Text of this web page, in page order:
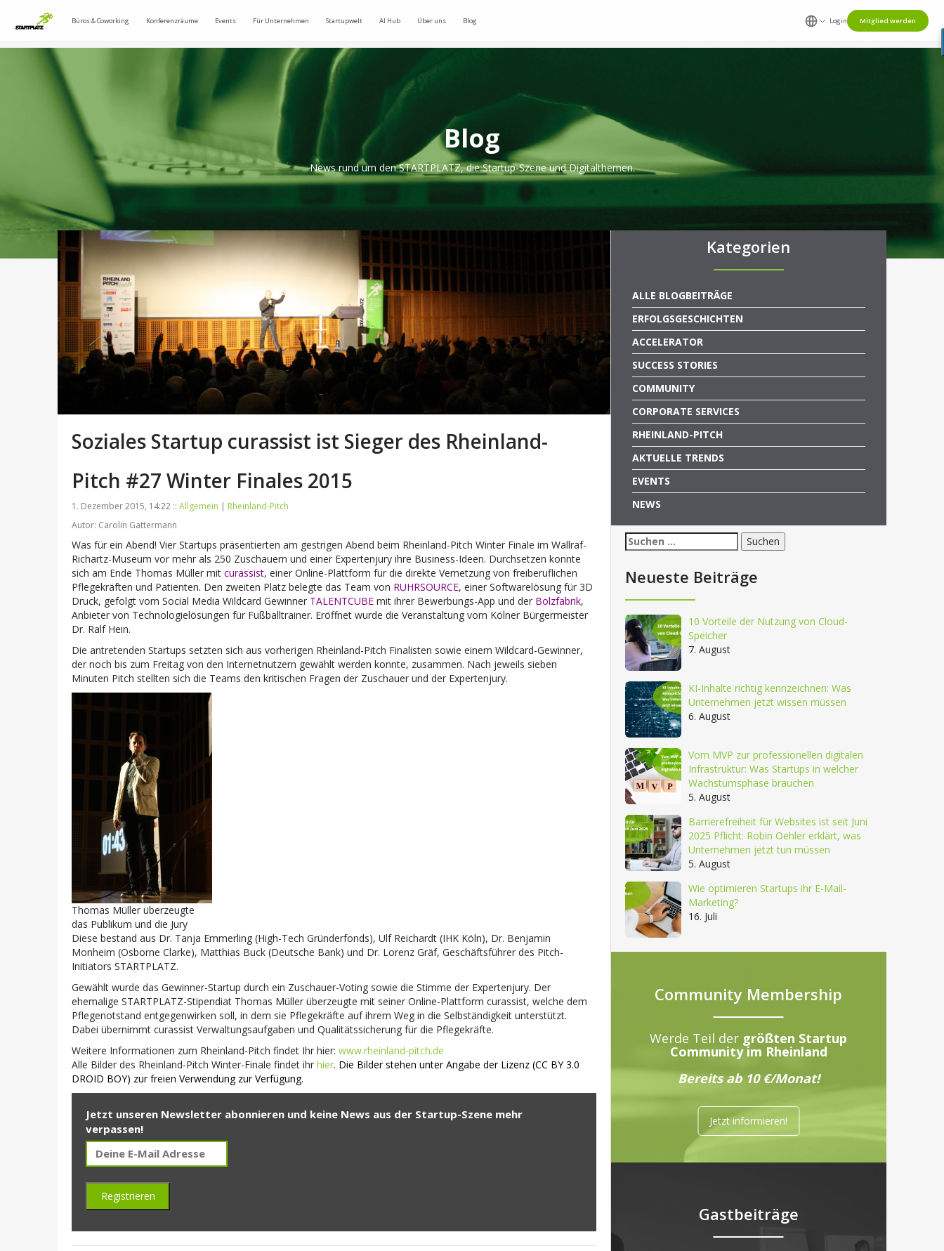
Büros & Coworking Konferenzräume Events Für Unternehmen Startupwelt AI Hub Über uns Blog Login Mitglied werden
Blog
News rund um den STARTPLATZ, die Startup-Szene und Digitalthemen.
Soziales Startup curassist ist Sieger des Rheinland-
Pitch #27 Winter Finales 2015
1. Dezember 2015, 14:22 :: Allgemein | Rheinland-Pitch
Autor: Carolin Gattermann
Was für ein Abend! Vier Startups präsentierten am gestrigen Abend beim Rheinland-Pitch Winter Finale im Wallraf-
Richartz-Museum vor mehr als 250 Zuschauern und einer Expertenjury ihre Business-Ideen. Durchsetzen konnte
sich am Ende Thomas Müller mit curassist, einer Online-Plattform für die direkte Vernetzung von freiberuflichen
Pflegekräften und Patienten. Den zweiten Platz belegte das Team von RUHRSOURCE, einer Softwarelösung für 3D
Druck, gefolgt vom Social Media Wildcard Gewinner TALENTCUBE mit ihrer Bewerbungs-App und der Bolzfabrik,
Anbieter von Technologielösungen für Fußballtrainer. Eröffnet wurde die Veranstaltung vom Kölner Bürgermeister
Dr. Ralf Hein.
Die antretenden Startups setzten sich aus vorherigen Rheinland-Pitch Finalisten sowie einem Wildcard-Gewinner,
der noch bis zum Freitag von den Internetnutzern gewählt werden konnte, zusammen. Nach jeweils sieben
Minuten Pitch stellten sich die Teams den kritischen Fragen der Zuschauer und der Expertenjury.
Thomas Müller überzeugte
das Publikum und die Jury
Diese bestand aus Dr. Tanja Emmerling (High-Tech Gründerfonds), Ulf Reichardt (IHK Köln), Dr. Benjamin
Monheim (Osborne Clarke), Matthias Buck (Deutsche Bank) und Dr. Lorenz Gräf, Geschäftsführer des Pitch-
Initiators STARTPLATZ.
Gewählt wurde das Gewinner-Startup durch ein Zuschauer-Voting sowie die Stimme der Expertenjury. Der
ehemalige STARTPLATZ-Stipendiat Thomas Müller überzeugte mit seiner Online-Plattform curassist, welche dem
Pflegenotstand entgegenwirken soll, in dem sie Pflegekräfte auf ihrem Weg in die Selbständigkeit unterstützt.
Dabei übernimmt curassist Verwaltungsaufgaben und Qualitätssicherung für die Pflegekräfte.
Weitere Informationen zum Rheinland-Pitch findet Ihr hier: www.rheinland-pitch.de
Alle Bilder des Rheinland-Pitch Winter-Finale findet ihr hier. Die Bilder stehen unter Angabe der Lizenz (CC BY 3.0
DROID BOY) zur freien Verwendung zur Verfügung.
Jetzt unseren Newsletter abonnieren und keine News aus der Startup-Szene mehr
verpassen!
Kategorien
ALLE BLOGBEITRÄGE
ERFOLGSGESCHICHTEN
ACCELERATOR
SUCCESS STORIES
COMMUNITY
CORPORATE SERVICES
RHEINLAND-PITCH
AKTUELLE TRENDS
EVENTS
NEWS
Suchen
nach:
Neueste Beiträge
10 Vorteile der Nutzung von Cloud-
Speicher
7. August
KI-Inhalte richtig kennzeichnen: Was
Unternehmen jetzt wissen müssen
6. August
Vom MVP zur professionellen digitalen
Infrastruktur: Was Startups in welcher
Wachstumsphase brauchen
5. August
Barrierefreiheit für Websites ist seit Juni
2025 Pflicht: Robin Oehler erklärt, was
Unternehmen jetzt tun müssen
5. August
Wie optimieren Startups ihr E-Mail-
Marketing?
16. Juli
Community Membership
Werde Teil der größten Startup
Community im Rheinland
Bereits ab 10 €/Monat!
Jetzt informieren!
Gastbeiträge